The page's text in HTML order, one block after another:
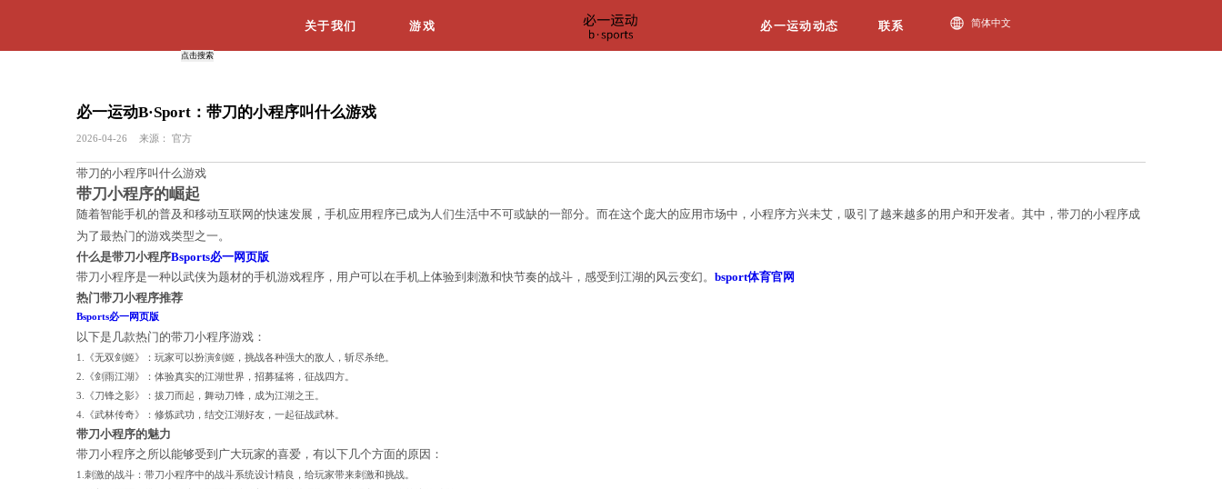
游戏
必一运动B·Sport：带刀的小程序叫什么游戏
2026-04-26 来源：
带刀的小程序叫什么游戏
带刀小程序的崛起
随着智能手机的普及和移动互联网的快速发展，手机应用程序已成为人们生活中不可或缺的一部分。而在这个庞大的应用市场中，小程序方兴未艾，
为了最热门的游戏类型之一。
什么是带刀小程序Bsports必一网页版
带刀小程序是一种以武侠为题材的手机游戏程序，用户可以在手机上体验到刺激和快节奏的战斗，感受到江湖的风云变幻。
热门带刀小程序推荐
Bsports必一网页版
以下是几款热门的带刀小程序游戏：